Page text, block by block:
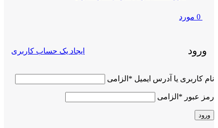
0 مورد
ورود ایجاد یک حساب کاربری
نام کاربری یا آدرس ایمیل * الزامی
رمز عبور * الزامی
ورود